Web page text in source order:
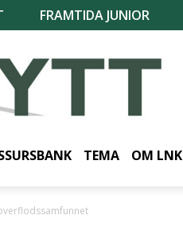
FRAMTIDA JUNIOR
TEMA OM LNK